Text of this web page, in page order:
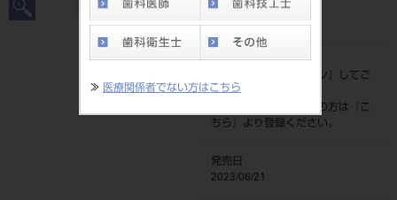
≫ 医療関係者でない方はこちら
JAN/EANコード
標準価格
ログイン
』してご
覧ください。
ネット会員登録がまだの方は『
こ
ちら
』より登録ください。
発売日
2023/06/21